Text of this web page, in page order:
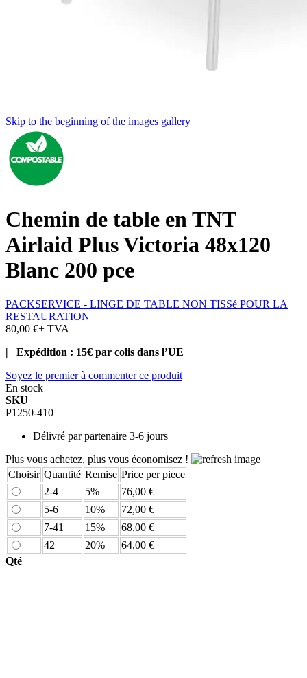
Skip to the beginning of the images gallery
Chemin de table en TNT
Airlaid Plus Victoria 48x120
Blanc 200 pce
PACKSERVICE - LINGE DE TABLE NON TISSé POUR LA
RESTAURATION
80,00 €+ TVA
| Expédition : 15€ par colis dans l’UE
Soyez le premier à commenter ce produit
En stock
SKU
P1250-410
Délivré par partenaire 3-6 jours
Plus vous achetez, plus vous économisez !
Choisir Quantité Remise Price per piece
2-4
5%
76,00 €
5-6
10%
72,00 €
7-41
15%
68,00 €
42+
20%
64,00 €
Qté